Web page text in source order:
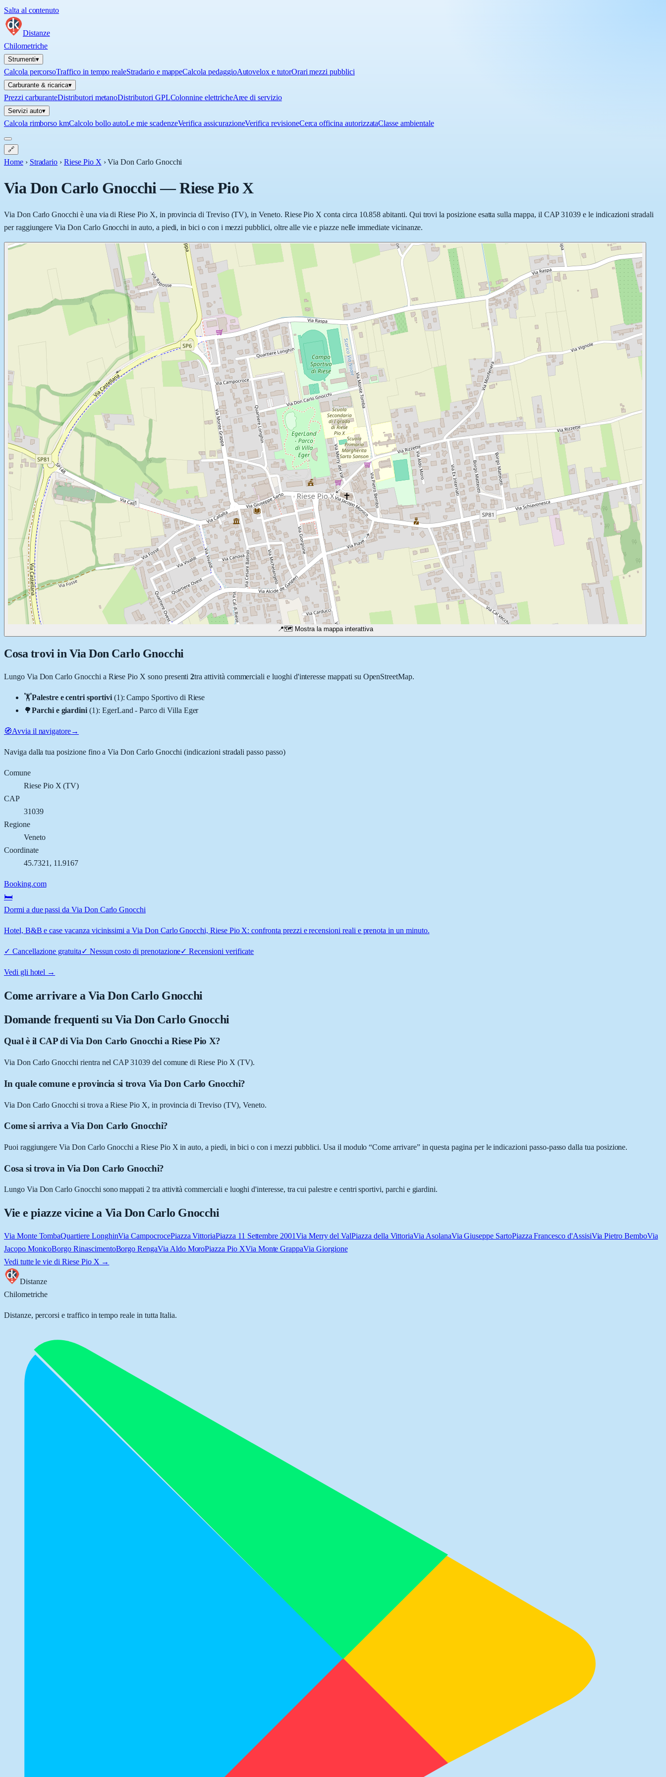
Salta al contenuto
Distanze
Chilometriche
Strumenti▾
Calcola percorsoTraffico in tempo realeStradario e mappeCalcola pedaggioAutovelox e tutorOrari mezzi pubblici
Carburante & ricarica▾
Prezzi carburanteDistributori metanoDistributori GPLColonnine elettricheAree di servizio
Servizi auto▾
Calcola rimborso kmCalcolo bollo autoLe mie scadenzeVerifica assicurazioneVerifica revisioneCerca officina autorizzataClasse ambientale
🔗
Home › Stradario › Riese Pio X ›Via Don Carlo Gnocchi
Via Don Carlo Gnocchi—Riese Pio X
Via Don Carlo Gnocchi è una via di Riese Pio X, in provincia di Treviso (TV), in Veneto. Riese Pio X conta circa 10.858 abitanti. Qui trovi la posizione esatta sulla mappa, il CAP 31039 e le indicazioni stradali
per raggiungere Via Don Carlo Gnocchi in auto, a piedi, in bici o con i mezzi pubblici, oltre alle vie e piazze nelle immediate vicinanze.
📍🗺️ Mostra la mappa interattiva
Cosa trovi in Via Don Carlo Gnocchi
Lungo Via Don Carlo Gnocchi a Riese Pio X sono presenti 2tra attività commerciali e luoghi d'interesse mappati su OpenStreetMap.
🏋️Palestre e centri sportivi (1):Campo Sportivo di Riese
🌳Parchi e giardini (1): EgerLand - Parco di Villa Eger
🧭Avvia il navigatore→
Naviga dalla tua posizione fino aVia Don Carlo Gnocchi (indicazioni stradali passo passo)
Comune
Riese Pio X (TV)
CAP
31039
Regione
Veneto
Coordinate
45.7321 , 11.9167
Booking.com
🛏️
Dormi a due passi da Via Don Carlo Gnocchi
Hotel, B&B e case vacanza vicinissimi a Via Don Carlo Gnocchi, Riese Pio X: confronta prezzi e recensioni reali e prenota in un minuto.
✓ Cancellazione gratuita✓ Nessun costo di prenotazione✓Recensioni verificate
Vedi gli hotel →
Come arrivare aVia Don Carlo Gnocchi
Domande frequenti su Via Don Carlo Gnocchi
Qual è il CAP di Via Don Carlo Gnocchi a Riese Pio X?
Via Don Carlo Gnocchi rientra nel CAP 31039 del comune di Riese Pio X (TV).
In quale comune e provincia si trova Via Don Carlo Gnocchi?
Via Don Carlo Gnocchi si trova a Riese Pio X, in provincia di Treviso (TV), Veneto.
Come si arriva a Via Don Carlo Gnocchi?
Puoi raggiungere Via Don Carlo Gnocchi a Riese Pio X in auto, a piedi, in bici o con i mezzi pubblici. Usa il modulo “Come arrivare” in questa pagina per le indicazioni passo-passo dalla tua posizione.
Cosa si trova in Via Don Carlo Gnocchi?
Lungo Via Don Carlo Gnocchi sono mappati 2 tra attività commerciali e luoghi d'interesse, tra cui palestre e centri sportivi, parchi e giardini.
Vie e piazze vicine a Via Don Carlo Gnocchi
Via Monte TombaQuartiere LonghinVia CampocrocePiazza VittoriaPiazza 11 Settembre 2001Via Merry del ValPiazza della VittoriaVia AsolanaVia Giuseppe SartoPiazza Francesco d'AssisiVia Pietro BemboVia
Jacopo MonicoBorgo RinascimentoBorgo RengaVia Aldo MoroPiazza Pio XVia Monte GrappaVia Giorgione
Vedi tutte le vie di Riese Pio X →
Distanze
Chilometriche
Distanze, percorsi e traffico in tempo reale in tutta Italia.